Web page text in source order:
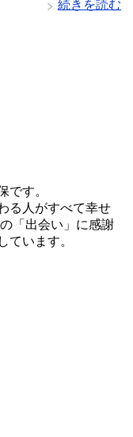
続きを読む
です。
る人がすべて幸せ
「出会い」に感謝
ています。